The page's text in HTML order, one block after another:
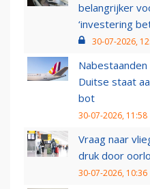
belangrijker
‘investering
30-07-2026,
Duitse staat
bot
30-07-2026, 11:58
Vraag naar
druk door
30-07-2026, 10:36